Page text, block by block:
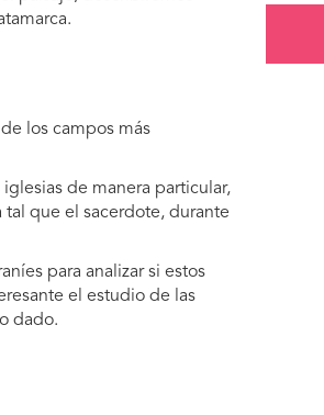
los campos más
de manera particular,
que el sacerdote, durante
para analizar si estos
el estudio de las
dado.